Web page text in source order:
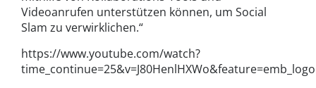
Videoanrufen unterstützen können, um Social
Slam zu verwirklichen.“
https://www.youtube.com/watch?
time_continue=25&v=J80HenlHXWo&feature=emb_logo